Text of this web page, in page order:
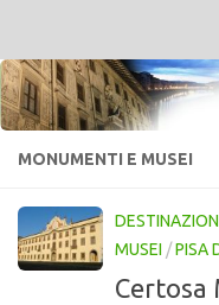
MONUMENTI E MUSEI
MUSEI /PISA
Certosa